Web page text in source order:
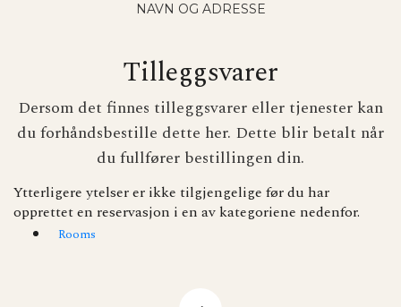
NAVN OG ADRESSE
Tilleggsvarer
Dersom det finnes tilleggsvarer eller tjenester kan
du forhåndsbestille dette her. Dette blir betalt når
du fullfører bestillingen din.
Ytterligere ytelser er ikke tilgjengelige før du har
opprettet en reservasjon i en av kategoriene nedenfor.
Rooms